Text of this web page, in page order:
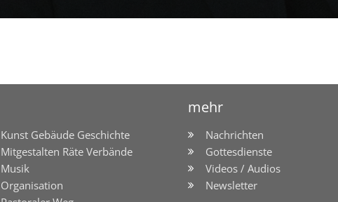
mehr
Kunst Gebäude Geschichte
Mitgestalten Räte Verbände
Musik
Organisation
Nachrichten
Gottesdienste
Videos / Audios
Newsletter